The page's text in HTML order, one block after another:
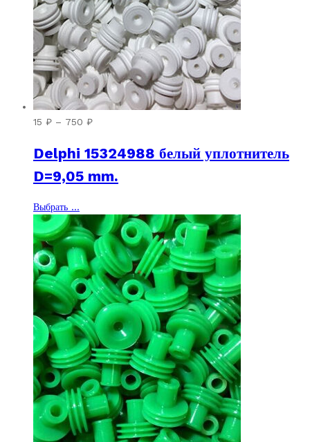
15 ₽ – 750 ₽Диапазон
15 ₽
750 ₽
Delphi 15324988 белый уплотнитель
D=9,05 mm.
Выбрать ...
товар
имеет
несколько
вариаций.
Опции
можно
выбрать
на
странице
товара.